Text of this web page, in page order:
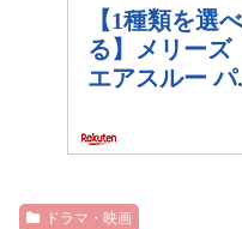
ドラマ・映画